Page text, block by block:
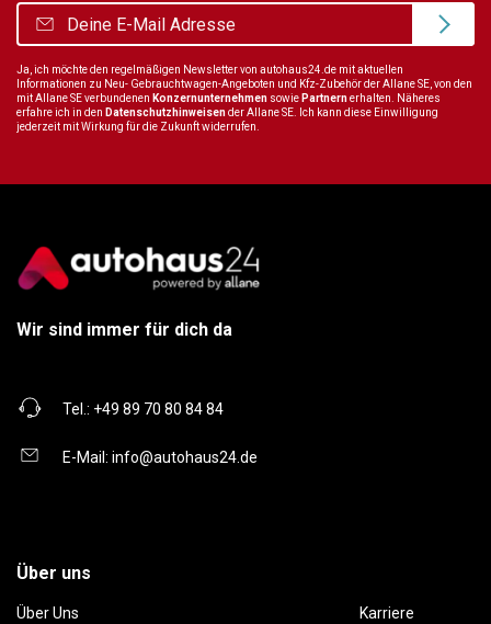
Ja, ich möchte den regelmäßigen Newsletter von autohaus24.de mit aktuellen
Informationen zu Neu- Gebrauchtwagen-Angeboten und Kfz-Zubehör der Allane SE, von den
mit Allane SE verbundenen Konzernunternehmen sowie Partnernerhalten. Näheres
erfahre ich in den Datenschutzhinweisender Allane SE. Ich kann diese Einwilligung
jederzeit mit Wirkung für die Zukunft widerrufen.
Wir sind immer für dich da
Tel.: +49 89 70 80 84 84
E-Mail: info@autohaus24.de
Über uns
Über Uns Karriere